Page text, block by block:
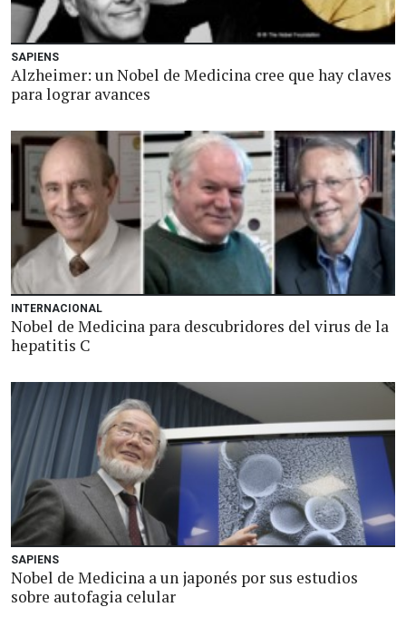
SAPIENS
Alzheimer: un Nobel de Medicina cree que hay claves
para lograr avances
INTERNACIONAL
Nobel de Medicina para descubridores del virus de la
hepatitis C
SAPIENS
Nobel de Medicina a un japonés por sus estudios
sobre autofagia celular